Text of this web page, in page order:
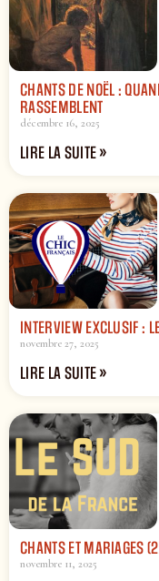
CHANTS DE NOËL :
RASSEMBLENT
décembre 16, 2025
LIRE LA SUITE »
INTERVIEW EXCLUSIF :
novembre 27, 2025
LIRE LA SUITE »
CHANTS ET MARIAGES
novembre 11, 2025